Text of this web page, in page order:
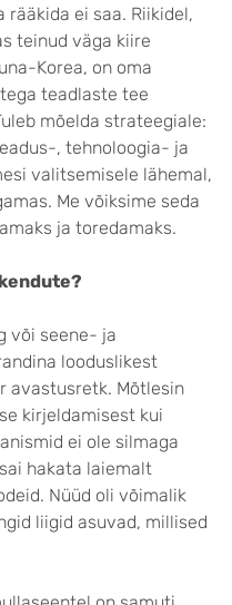
ei saa. Riikidel,
teinud väga kiire
Korea, on oma
teadlaste tee
mõelda strateegiale:
, tehnoloogia- ja
valitsemisele lähemal,
Me võiksime seda
ja toredamaks.
või seene- ja
looduslikest
avastusretk. Mõtlesin
kirjeldamisest kui
ei ole silmaga
hakata laiemalt
Nüüd oli võimalik
liigid asuvad, millised